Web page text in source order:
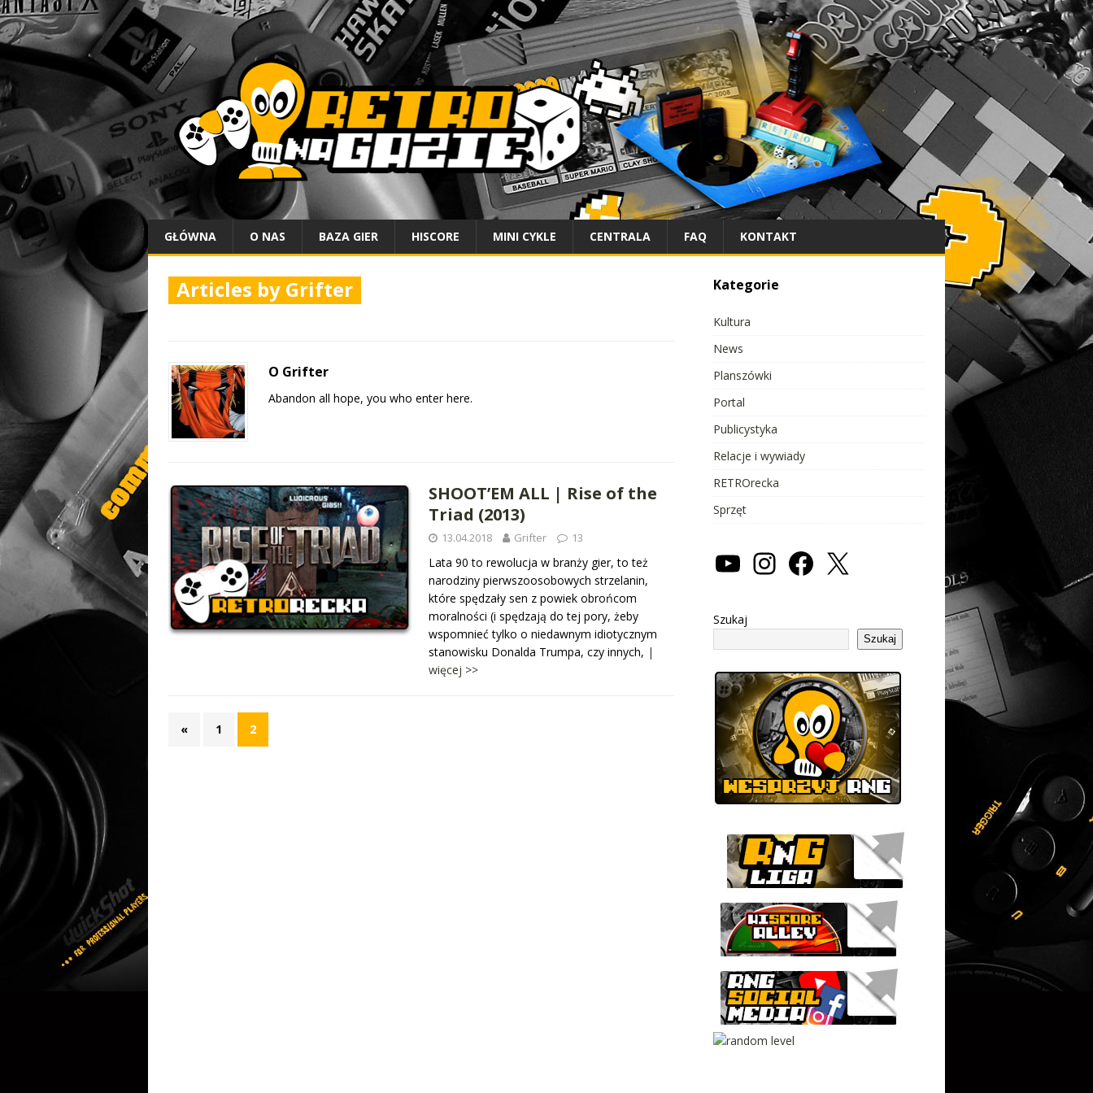
GŁÓWNA O NAS BAZA GIER HISCORE MINI CYKLE CENTRALA FAQ KONTAKT
Articles by Grifter
O Grifter
Abandon all hope, you who enter here.
SHOOT’EM ALL | Rise of the
Triad (2013)
13.04.2018 Grifter 13
Lata 90 to rewolucja w branży gier, to też
narodziny pierwszoosobowych strzelanin,
które spędzały sen z powiek obrońcom
moralności (i spędzają do tej pory, żeby
wspomnieć tylko o niedawnym idiotycznym
stanowisku Donalda Trumpa, czy innych, |
więcej >>
« 1 2
Kategorie
Kultura
News
Planszówki
Portal
Publicystyka
Relacje i wywiady
RETROrecka
Sprzęt
Szukaj
Szukaj